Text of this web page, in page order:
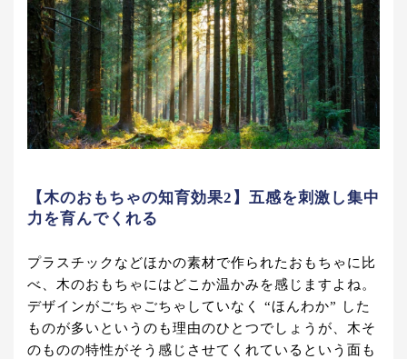
【木のおもちゃの知育効果2】五感を刺激し集中
力を育んでくれる
プラスチックなどほかの素材で作られたおもちゃに比
べ、木のおもちゃにはどこか温かみを感じますよね。
デザインがごちゃごちゃしていなく “ほんわか” した
ものが多いというのも理由のひとつでしょうが、木そ
のものの特性がそう感じさせてくれているという面も